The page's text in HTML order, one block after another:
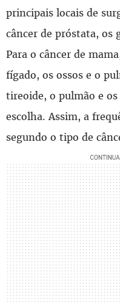
principais locais de
câncer de próstata, os
Para o câncer de
fígado, os ossos e o
tireoide, o pulmão e os
escolha. Assim, a
segundo o tipo de